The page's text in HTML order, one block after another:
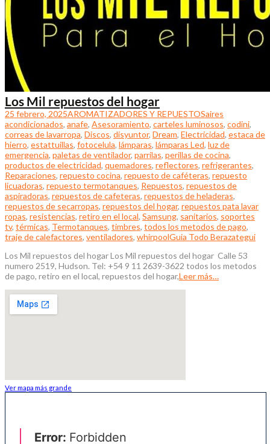
Los Mil repuestos del hogar
25 febrero, 2025AROMATIZADORES Y REPUESTOSaires
acondicionados, anafe, Asesoramiento, carteles luminosos, codini,
correas de lavarropa, Discos, disyuntor, Dream, Electricidad, estaca de
hierro, estattuillas, fotocelula, lámparas, lámparas Led, luz de
emergencia, paletas de ventilador, parrilas, perillas de cocina,
productos de electricidad, quemadores, reflectores, refrigerantes,
Reparaciones, repuesto cocina, repuesto de caféteras, repuesto
licuadoras, repuesto termotanques, Repuestos, repuestos de
aspiradoras, repuestos de cafeteras, repuestos de heladeras,
repuestos de secarropas, repuestos del hogar, repuestos pata lavar
ropas, resistencias, retiro en el local, Samsung, sanitarios, soportes
tv, térmicas, Termotanques, timbres, todos los metodos de pago,
traje de calefactores, ventiladores, whirpoolGuia Todo Berazategui
Los Mil repuestos del hogar Los Mil repuestos del hogar Calle 53
numero 2519, Hudson. Tel: +54 9 11 2639-3622 todos los metodos
de pago, retiro en el local, repuestos del hogar,Leer más…
Ver mapa más grande